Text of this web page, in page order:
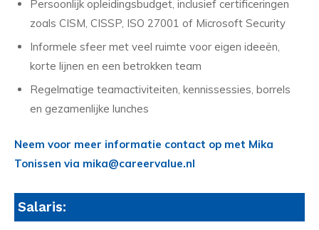
Persoonlijk opleidingsbudget, inclusief certificeringen
zoals CISM, CISSP, ISO 27001 of Microsoft Security
Informele sfeer met veel ruimte voor eigen ideeën,
korte lijnen en een betrokken team
Regelmatige teamactiviteiten, kennissessies, borrels
en gezamenlijke lunches
Neem voor meer informatie contact op met Mika
Tonissen via mika@careervalue.nl
Salaris: